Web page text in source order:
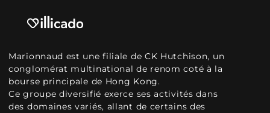
Marionnaud est une filiale de CK Hutchison, un
conglomérat multinational de renom coté à la
bourse principale de Hong Kong.
Ce groupe diversifié exerce ses activités dans
des domaines variés, allant de certains des